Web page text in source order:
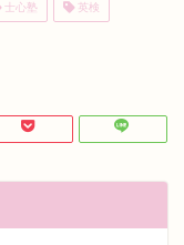
士心塾 英検